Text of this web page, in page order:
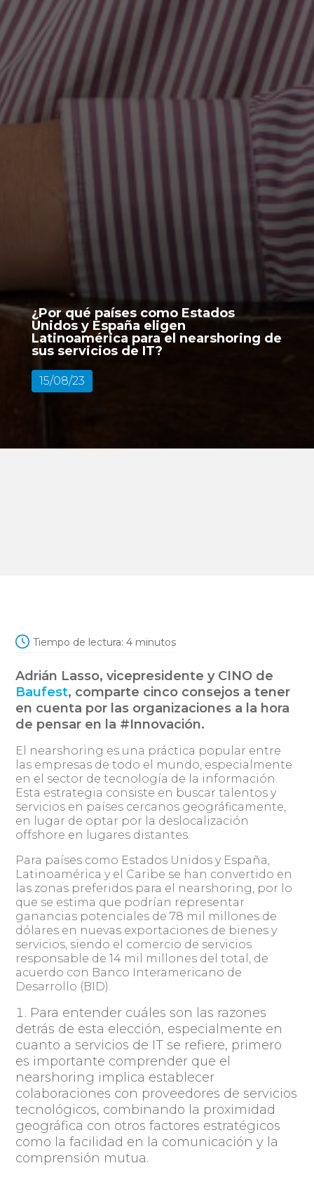
¿Por qué países como Estados
Unidos y España eligen
Latinoamérica para el nearshoring de
sus servicios de IT?
15/08/23
Tiempo de lectura: 4 minutos
Adrián Lasso, vicepresidente y CINO de
Baufest, comparte cinco consejos a tener
en cuenta por las organizaciones a la hora
de pensar en la #Innovación.
El nearshoring es una práctica popular entre
las empresas de todo el mundo, especialmente
en el sector de tecnología de la información.
Esta estrategia consiste en buscar talentos y
servicios en países cercanos geográficamente,
en lugar de optar por la deslocalización
offshore en lugares distantes.
Para países como Estados Unidos y España,
Latinoamérica y el Caribe se han convertido en
las zonas preferidos para el nearshoring, por lo
que se estima que podrían representar
ganancias potenciales de 78 mil millones de
dólares en nuevas exportaciones de bienes y
servicios, siendo el comercio de servicios
responsable de 14 mil millones del total, de
acuerdo con Banco Interamericano de
Desarrollo (BID).
Para entender cuáles son las razones
detrás de esta elección, especialmente en
cuanto a servicios de IT se refiere, primero
es importante comprender que el
nearshoring implica establecer
colaboraciones con proveedores de servicios
tecnológicos, combinando la proximidad
geográfica con otros factores estratégicos
como la facilidad en la comunicación y la
comprensión mutua.